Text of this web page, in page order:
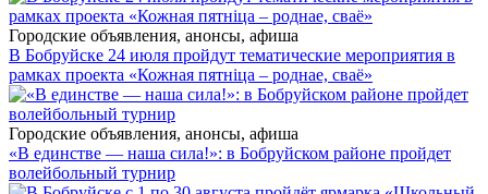
Городские объявления, анонсы, афиша
В Бобруйске 24 июля пройдут тематические мероприятия в
рамках проекта «Кожная пятніца – роднае, сваё»
Городские объявления, анонсы, афиша
«В единстве — наша сила!»: в Бобруйском районе пройдет
волейбольный турнир